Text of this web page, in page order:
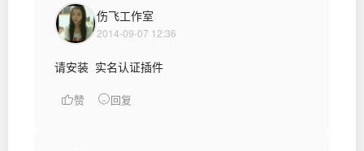
伤飞工作室
2014-09-07 12:36
请安装 实名认证插件
赞 回复